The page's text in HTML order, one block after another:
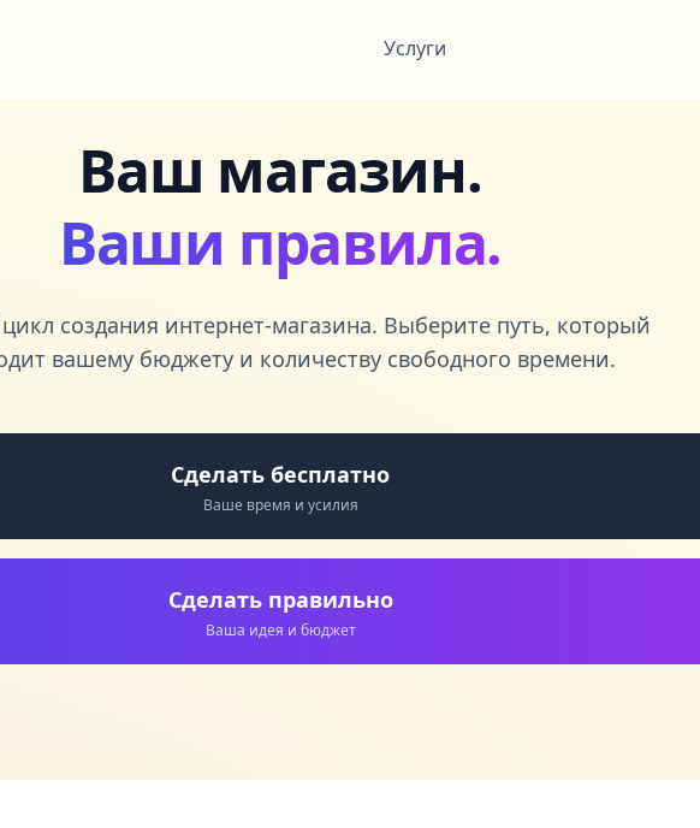
Услуги
Ваш магазин.
Ваши правила.
создания интернет-магазина. Выберите путь, который
вашему бюджету и количеству свободного времени.
Сделать бесплатно
Ваше время и усилия
Сделать правильно
Ваша идея и бюджет